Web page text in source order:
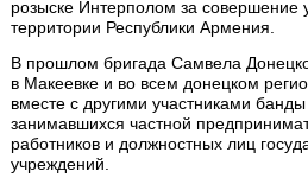
розыске Интерполом за совершение
территории Республики Армения.
В прошлом бригада Самвела
в Макеевке и во всем донецком
вместе с другими участниками
занимавшихся частной
работников и должностных лиц
учреждений.